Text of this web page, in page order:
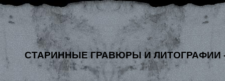
СТАРИННЫЕ ГРАВЮРЫ И ЛИТОГРАФИИ